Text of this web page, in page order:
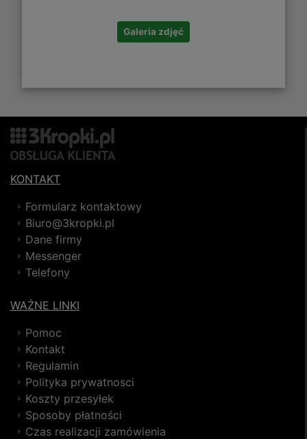
Galeria zdjęć
KONTAKT
Formularz kontaktowy
Biuro@3kropki.pl
Dane firmy
Messenger
Telefony
WAŻNE LINKI
Pomoc
Kontakt
Regulamin
Polityka prywatnosci
Koszty przesyłek
Sposoby płatności
Czas realizacji zamówienia